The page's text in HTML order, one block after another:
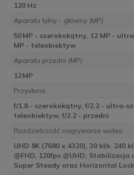
120 Hz
Aparatu tylny - główny (MP)
50 MP - szerokokątny, 12 MP -
MP - teleobiektyw
Aparatu przedni (MP)
12 MP
Przysłona
f/1.8 - szerokokątny, f/2.2 - ultra-
teleobiektyw, f/2.2 - przedni
Rozdzielczość nagrywania wideo
UHD 8K (7680 x 4320), 30 kl/s. 240
@FHD, 120fps @UHD; Stabilizacja
Super Steady oraz Horizontal Lock